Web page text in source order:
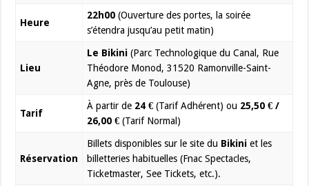
Heure
22h00(Ouverture des portes, la soirée
s’étendra jusqu’au petit matin)
Lieu
Le Bikini(Parc Technologique du Canal, Rue
Théodore Monod, 31520 Ramonville-Saint-
Agne, près de Toulouse)
Tarif
À partir de 24 €(Tarif Adhérent) ou 25,50 € /
26,00 €(Tarif Normal)
Réservation
Billets disponibles sur le site du Bikiniet les
billetteries habituelles (Fnac Spectacles,
Ticketmaster, See Tickets, etc.).